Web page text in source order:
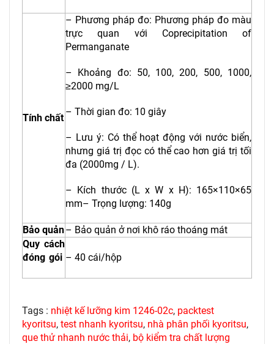
Tính chất
– Phương pháp đo: Phương pháp đo màu
trực quan với Coprecipitation of
Permanganate
– Khoảng đo: 50, 100, 200, 500, 1000,
≥2000 mg/L
– Thời gian đo: 10 giây
– Lưu ý: Có thể hoạt động với nước biển,
nhưng giá trị đọc có thể cao hơn giá trị tối
đa (2000mg / L).
– Kích thước (L x W x H): 165×110×65
mm– Trọng lượng: 140g
Bảo quản– Bảo quản ở nơi khô ráo thoáng mát
Quy cách
đóng gói – 40 cái/hộp
Tags : nhiệt kế lưỡng kim 1246-02c, packtest
kyoritsu, test nhanh kyoritsu, nhà phân phối kyoritsu,
que thử nhanh nước thải, bộ kiểm tra chất lượng